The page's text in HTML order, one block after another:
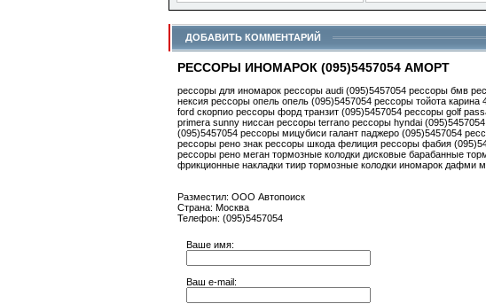
ДОБАВИТЬ КОММЕНТАРИЙ
РЕССОРЫ ИНОМАРОК (095)5457054 АМОРТ
рессоры для иномарок рессоры audi (095)5457054 рессоры бмв
нексия рессоры опель опель (095)5457054 рессоры тойота
ford скорпио рессоры форд транзит (095)5457054 рессоры golf
primera sunny ниссан рессоры terrano рессоры hyndai
(095)5457054 рессоры мицубиси галант паджеро (095)5457054
рессоры рено знак рессоры шкода фелиция рессоры фабия
рессоры рено меган тормозные колодки дисковые барабанные
фрикционные накладки тиир тормозные колодки иномарок дафми
Разместил: ООО Автопоиск
Страна: Москва
Телефон: (095)5457054
Ваше имя:
Ваш e-mail: